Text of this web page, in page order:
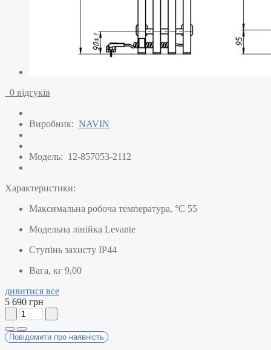
0 відгуків
Виробник: NAVIN
Модель: 12-857053-2112
Характеристики:
Максимальна робоча температура, °C 55
Модельна лінійка Levante
Ступінь захисту IP44
Вага, кг 9,00
дивитися все
5 690 грн
Повідомити про наявність